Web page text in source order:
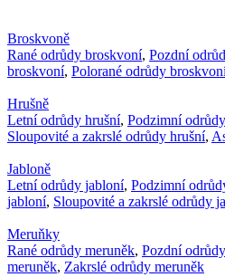
Broskvoně
Rané odrůdy broskvoní, Pozdní
broskvoní, Polorané odrůdy
Hrušně
Letní odrůdy hrušní, Podzimní
Sloupovité a zakrslé odrůdy hrušní,
Jabloně
Letní odrůdy jabloní, Podzimní
jabloní, Sloupovité a zakrslé odrůdy
Meruňky
Rané odrůdy meruněk, Pozdní
meruněk, Zakrslé odrůdy meruněk